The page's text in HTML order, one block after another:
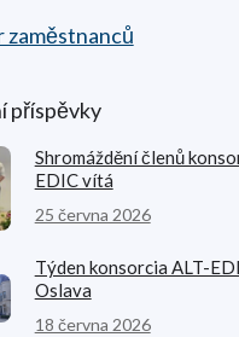
zaměstnanců
příspěvky
Shromáždění členů
EDIC vítá
25 června 2026
Týden konsorcia ALT-
Oslava
18 června 2026